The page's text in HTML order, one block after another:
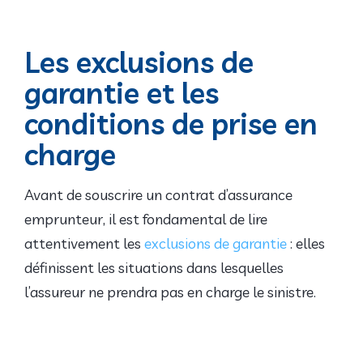
Les exclusions de
garantie et les
conditions de prise en
charge
Avant de souscrire un contrat d’assurance
emprunteur, il est fondamental de lire
attentivement les exclusions de garantie: elles
définissent les situations dans lesquelles
l’assureur ne prendra pas en charge le sinistre.